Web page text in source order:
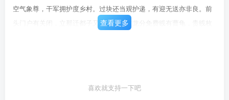
空气象尊，干军拥护度乡村。过块还当观护递，有迎无送亦非良。前
头门户有关闭，立那迁都子又孙，贵站枝龙分免费贱有曹龟，贵贱枚
少祖地龙近穴名为少超山，此山凶吉最相关。地龙行度势猛烈，脱煞
查看更多
喜欢就支持一下吧